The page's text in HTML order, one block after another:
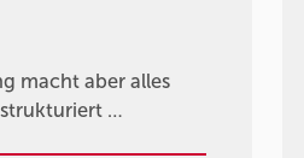
macht aber alles
strukturiert …